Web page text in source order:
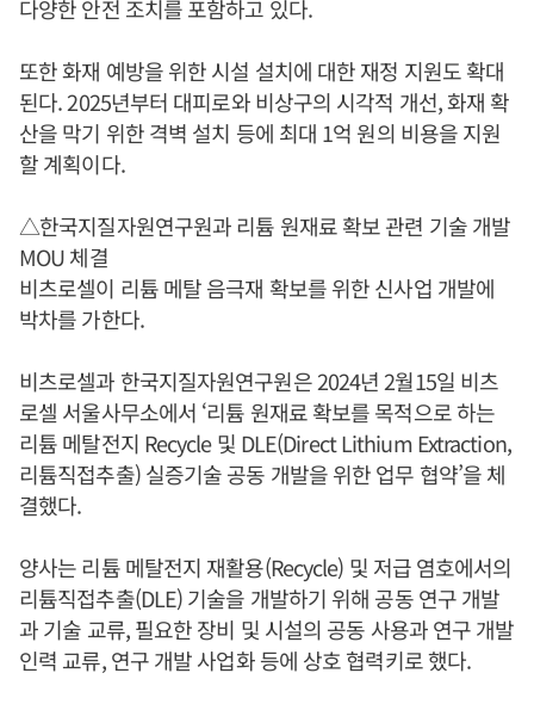
다양한 안전 조치를 포함하고 있다.
또한 화재 예방을 위한 시설 설치에 대한 재정 지원도 확대
된다. 2025년부터 대피로와 비상구의 시각적 개선, 화재 확
산을 막기 위한 격벽 설치 등에 최대 1억 원의 비용을 지원
할 계획이다.
△한국지질자원연구원과 리튬 원재료 확보 관련 기술 개발
MOU 체결
비츠로셀이 리튬 메탈 음극재 확보를 위한 신사업 개발에
박차를 가한다.
비츠로셀과 한국지질자원연구원은 2024년 2월15일 비츠
로셀 서울사무소에서 ‘리튬 원재료 확보를 목적으로 하는
리튬 메탈전지 Recycle 및 DLE(Direct Lithium Extraction,
리튬직접추출) 실증기술 공동 개발을 위한 업무 협약’을 체
결했다.
양사는 리튬 메탈전지 재활용(Recycle) 및 저급 염호에서의
리튬직접추출(DLE) 기술을 개발하기 위해 공동 연구 개발
과 기술 교류, 필요한 장비 및 시설의 공동 사용과 연구 개발
인력 교류, 연구 개발 사업화 등에 상호 협력키로 했다.